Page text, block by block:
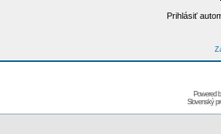
Prihlásiť
Powered
Slovenský